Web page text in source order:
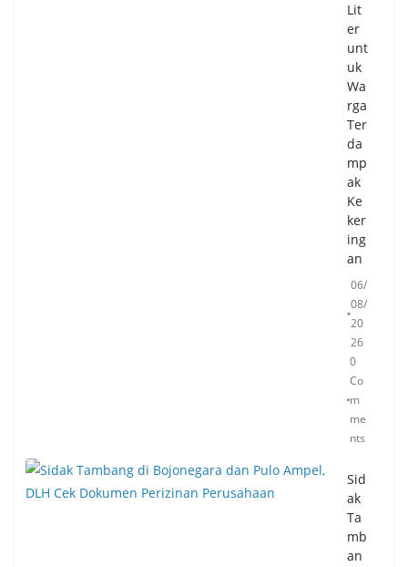
Lit
er
unt
uk
Wa
rga
Ter
da
mp
ak
Ke
ker
ing
an
06/
08/
20
26
0
Co
m
me
nts
Sid
ak
Ta
mb
an